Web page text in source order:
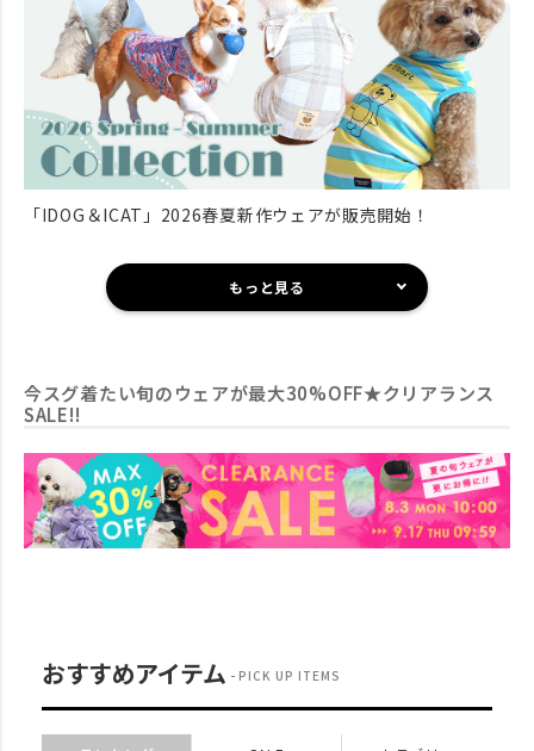
「IDOG＆ICAT」2026春夏新作ウェアが販売開始！
もっと見る
今スグ着たい旬のウェアが最大30%OFF★クリアランス
SALE!!
おすすめアイテム PICK UP ITEMS